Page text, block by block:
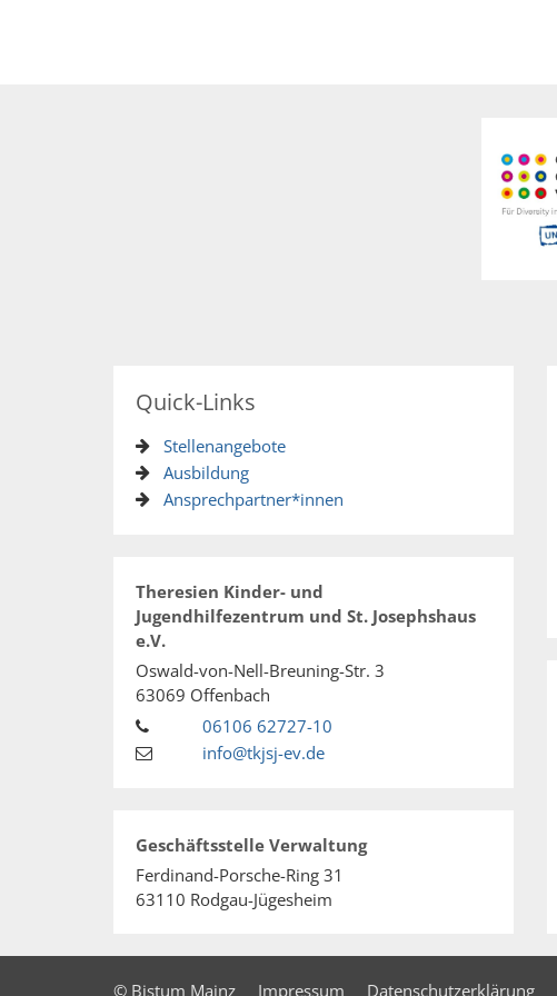
Quick-Links
Stellenangebote
Ausbildung
Ansprechpartner*innen
Theresien Kinder- und
Jugendhilfezentrum und St. Josephshaus
e.V.
Oswald-von-Nell-Breuning-Str. 3
63069 Offenbach
06106 62727-10
info@tkjsj-ev.de
Geschäftsstelle Verwaltung
Ferdinand-Porsche-Ring 31
63110 Rodgau-Jügesheim
© Bistum Mainz Impressum Datenschutzerklärung